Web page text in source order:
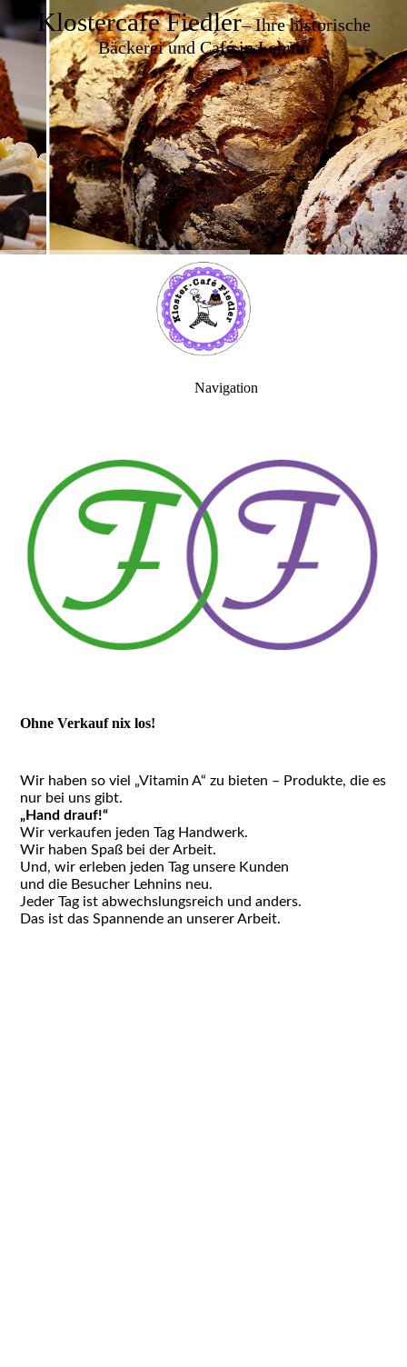
Klostercafé Fiedler– Ihre historische
Bäckerei und Café in Lehnin
Navigation
Ohne Verkauf nix los!
Wir haben so viel „Vitamin A“ zu bieten – Produkte, die es
nur bei uns gibt.
„Hand drauf!“
Wir verkaufen jeden Tag Handwerk.
Wir haben Spaß bei der Arbeit.
Und, wir erleben jeden Tag unsere Kunden
und die Besucher Lehnins neu.
Jeder Tag ist abwechslungsreich und anders.
Das ist das Spannende an unserer Arbeit.